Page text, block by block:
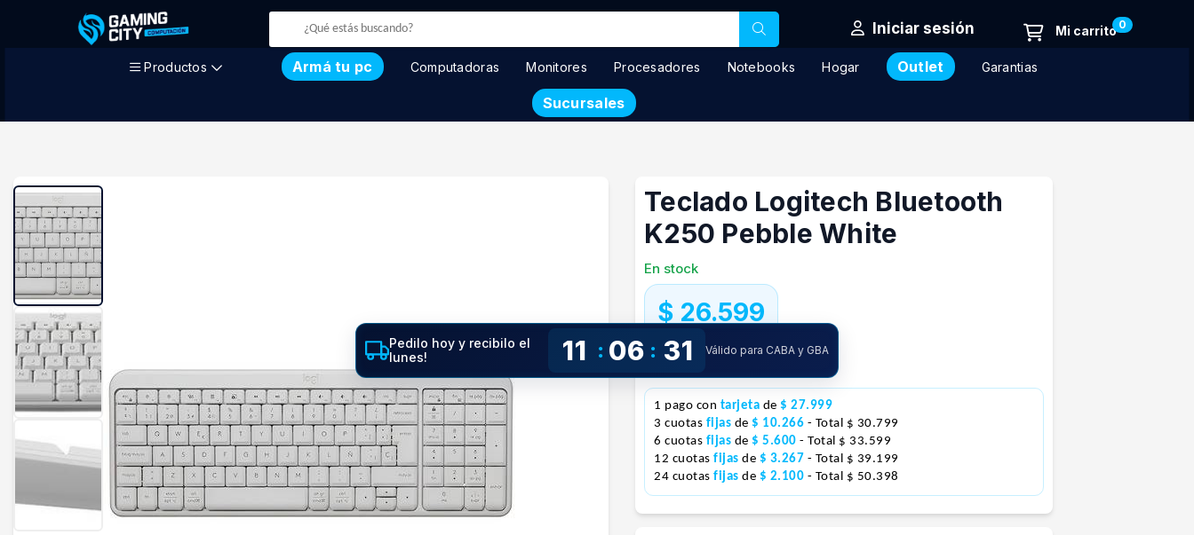
Iniciar sesión 0
Productos Armá tu pc Computadoras Monitores Procesadores Notebooks Hogar Outlet Garantias
Sucursales
Teclado Logitech Bluetooth
K250 Pebble White
En stock
$ 26.599
Precio especial con transferencia
1 pago con tarjeta de $ 27.999
3 cuotas fijas de $ 10.266 - Total $ 30.799
6 cuotas fijas de $ 5.600 - Total $ 33.599
12 cuotas fijas de $ 3.267 - Total $ 39.199
24 cuotas fijas de $ 2.100 - Total $ 50.398
Pedilo hoy y recibilo el
lunes!
11 : 06 : 30 Válido para CABA y GBA